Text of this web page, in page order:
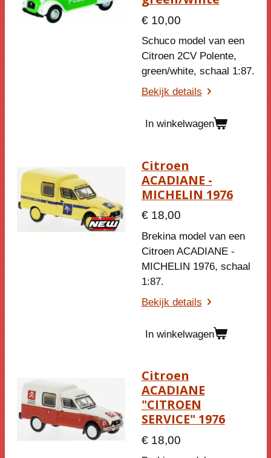
€ 10,00
Schuco model van een
Citroen 2CV Polente,
green/white, schaal 1:87.
Bekijk details
In winkelwagen
Citroen
ACADIANE -
MICHELIN 1976
€ 18,00
Brekina model van een
Citroen ACADIANE -
MICHELIN 1976, schaal
1:87.
Bekijk details
In winkelwagen
Citroen
ACADIANE
"CITROEN
SERVICE" 1976
€ 18,00